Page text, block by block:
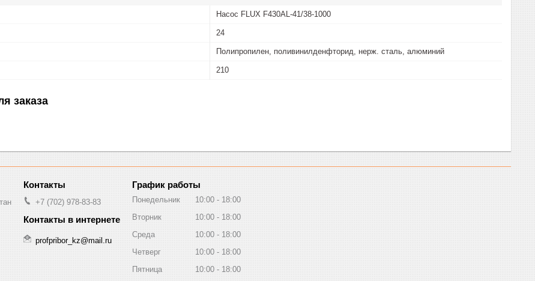
Насос FLUX F430AL-41/38-1000
24
Полипропилен, поливинилденфторид, нерж. сталь, алюминий
210
заказа
+7 (702) 978-83-83
profpribor_kz@mail.ru
График работы
Понедельник 10:00
18:00
Вторник
10:00
18:00
Среда
10:00
18:00
Четверг
10:00
18:00
Пятница
10:00
18:00